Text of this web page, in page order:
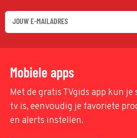
Mobiele apps
Met de gratis TVgids app kun je
tv is, eenvoudig je favoriete
en alerts instellen.